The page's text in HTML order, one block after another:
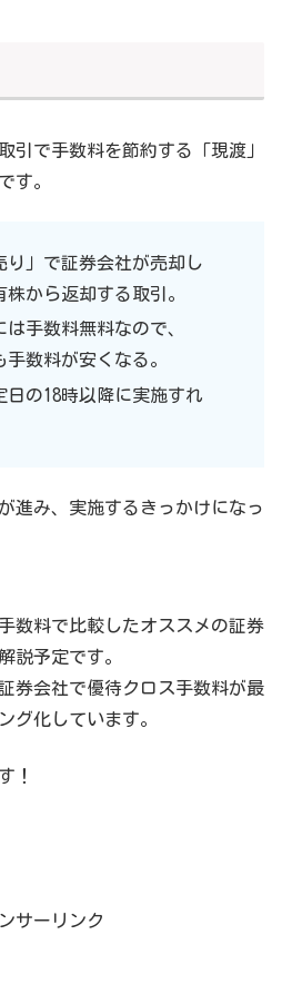
引で手数料を節約する「現渡」
す。
り」で証券会社が売却し
から返却する取引。
は手数料無料なので、
手数料が安くなる。
日の18時以降に実施すれ
進み、実施するきっかけになっ
数料で比較したオススメの証券
説予定です。
券会社で優待クロス手数料が最
グ化しています。
！
サーリンク